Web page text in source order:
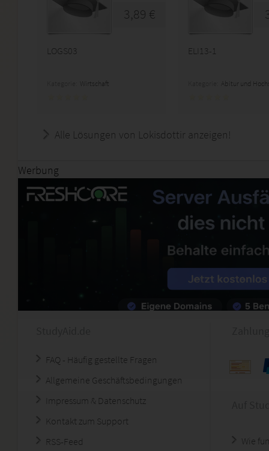
3,89 €
LOGS03
Wirtschaft
ELI13-1
Abitur und
Alle Lösungen von Lokisdottir anzeigen!
Werbung
FAQ - Häufig gestellte Fragen
Allgemeine Geschäftsbedingungen
Impressum & Datenschutz
Kontakt zum Support
RSS-Feed
Wie